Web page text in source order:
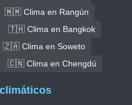
🇲🇲 Clima en Rangún
🇹🇭 Clima en Bangkok
🇿🇦 Clima en Soweto
🇨🇳 Clima en Chengdú